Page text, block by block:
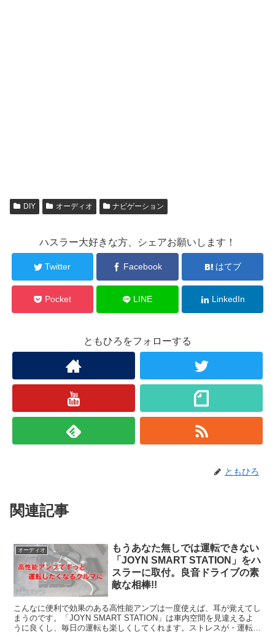
DIY オーディオ ナビゲーション
ハスラー大好きな方、シェアお願いします！
Twitter Facebook はてブ
Pocket LINE LinkedIn
ともひろをフォローする
ともひろ
関連記事
オーディオ
もうあなた無しでは運転できない
「JOYN SMART STATION」をハ
スラーに取付。良音ドライブの素
敵な相棒!!
こんなに便利で効果のある高性能アンプは一度使えば、耳が覚えてし
まうのです。「JOYN SMART STATION」は車内空間を見違えるよ
うに良くし、毎日の運転も楽しくしてくれます。ストレスが・運転の